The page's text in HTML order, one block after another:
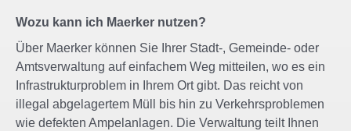
Wozu kann ich Maerker nutzen?
Über Maerker können Sie Ihrer Stadt-, Gemeinde- oder
Amtsverwaltung auf einfachem Weg mitteilen, wo es ein
Infrastrukturproblem in Ihrem Ort gibt. Das reicht von
illegal abgelagertem Müll bis hin zu Verkehrsproblemen
wie defekten Ampelanlagen. Die Verwaltung teilt Ihnen